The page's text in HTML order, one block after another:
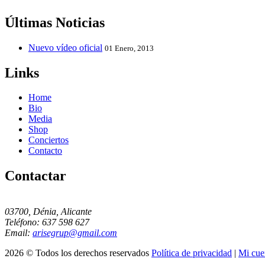
Últimas Noticias
Nuevo vídeo oficial 01 Enero, 2013
Links
Home
Bio
Media
Shop
Conciertos
Contacto
Contactar
03700, Dénia, Alicante
Teléfono: 637 598 627
Email: arisegrup@gmail.com
2026 © Todos los derechos reservados Política de privacidad | Mi